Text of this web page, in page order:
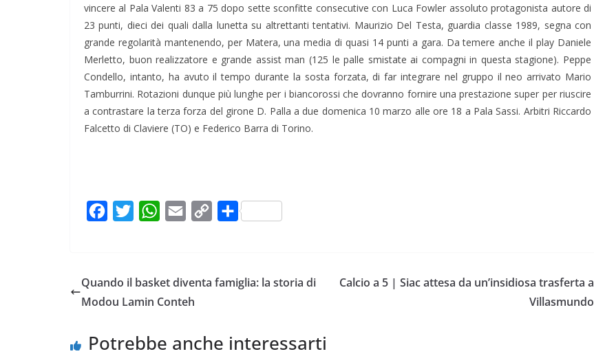
vincere al Pala Valenti 83 a 75 dopo sette sconfitte consecutive con Luca Fowler assoluto protagonista autore di
23 punti, dieci dei quali dalla lunetta su altrettanti tentativi. Maurizio Del Testa, guardia classe 1989, segna con
grande regolarità mantenendo, per Matera, una media di quasi 14 punti a gara. Da temere anche il play Daniele
Merletto, buon realizzatore e grande assist man (125 le palle smistate ai compagni in questa stagione). Peppe
Condello, intanto, ha avuto il tempo durante la sosta forzata, di far integrare nel gruppo il neo arrivato Mario
Tamburrini. Rotazioni dunque più lunghe per i biancorossi che dovranno fornire una prestazione super per riuscire
a contrastare la terza forza del girone D. Palla a due domenica 10 marzo alle ore 18 a Pala Sassi. Arbitri Riccardo
Falcetto di Claviere (TO) e Federico Barra di Torino.
o
r
W
C
i
Quando il basket diventa famiglia: la storia di
Modou Lamin Conteh
Calcio a 5 | Siac attesa da un’insidiosa trasferta a
Villasmundo
Potrebbe anche interessarti